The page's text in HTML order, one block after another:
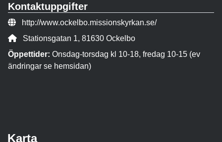
Kontaktuppgifter
Webbsida:
http://www.ockelbo.missionskyrkan.se/
Adress:
Stationsgatan 1, 81630 Ockelbo
Öppettider: Onsdag-torsdag kl 10-18, fredag 10-15 (ev
ändringar se hemsidan)
Karta